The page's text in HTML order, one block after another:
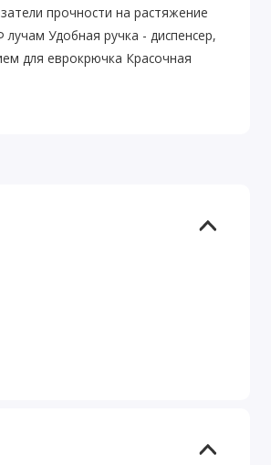
прочности на растяжение
Удобная ручка - диспенсер,
для еврокрючка Красочная